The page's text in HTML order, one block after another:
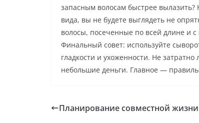
запасным волосам быстрее вылазить?
вида, вы не будете выглядеть не
волосы, посеченные по всей длине и
Финальный совет: используйте
гладкости и ухоженности. Не
небольшие деньги. Главное —
Планирование совместной жизни